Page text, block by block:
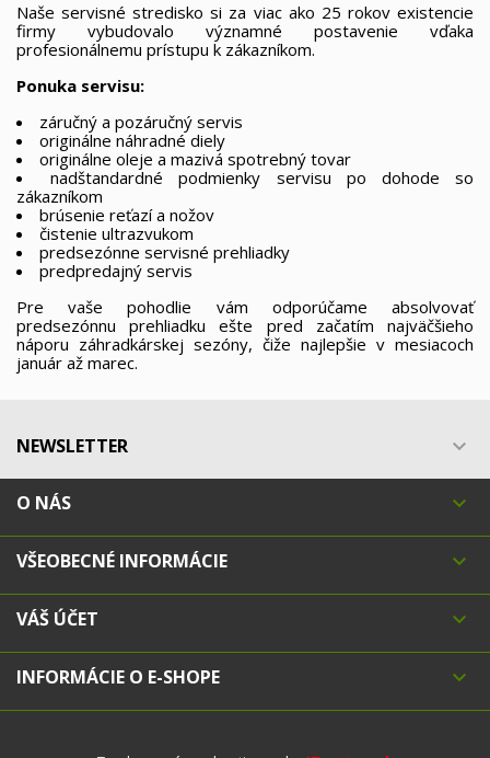
Naše servisné stredisko si za viac ako 25 rokov existencie
firmy vybudovalo významné postavenie vďaka
profesionálnemu prístupu k zákazníkom.
Ponuka servisu:
záručný a pozáručný servis
originálne náhradné diely
originálne oleje a mazivá spotrebný tovar
nadštandardné podmienky servisu po dohode so
zákazníkom
brúsenie reťazí a nožov
čistenie ultrazvukom
predsezónne servisné prehliadky
predpredajný servis
Pre vaše pohodlie vám odporúčame absolvovať
predsezónnu prehliadku ešte pred začatím najväčšieho
náporu záhradkárskej sezóny, čiže najlepšie v mesiacoch
január až marec.
NEWSLETTER 
O NÁS 
VŠEOBECNÉ INFORMÁCIE 
VÁŠ ÚČET 
INFORMÁCIE O E-SHOPE 